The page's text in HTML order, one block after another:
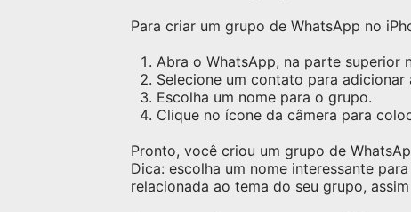
Para criar um grupo de WhatsApp no
Abra o WhatsApp, na parte superior
Selecione um contato para
Escolha um nome para o grupo.
Clique no ícone da câmera para
Pronto, você criou um grupo de
Dica: escolha um nome interessante
relacionada ao tema do seu grupo,